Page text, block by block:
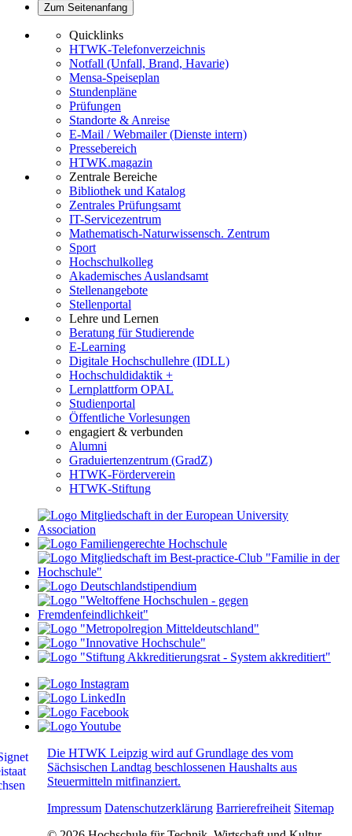
Zum Seitenanfang
Quicklinks
HTWK-Telefonverzeichnis
Notfall (Unfall, Brand, Havarie)
Mensa-Speiseplan
Stundenpläne
Prüfungen
Standorte & Anreise
E-Mail / Webmailer (Dienste intern)
Pressebereich
HTWK.magazin
Zentrale Bereiche
Bibliothek und Katalog
Zentrales Prüfungsamt
IT-Servicezentrum
Mathematisch-Naturwissensch. Zentrum
Sport
Hochschulkolleg
Akademisches Auslandsamt
Stellenangebote
Stellenportal
Lehre und Lernen
Beratung für Studierende
E-Learning
Digitale Hochschullehre (IDLL)
Hochschuldidaktik +
Lernplattform OPAL
Studienportal
Öffentliche Vorlesungen
engagiert & verbunden
Alumni
Graduiertenzentrum (GradZ)
HTWK-Förderverein
HTWK-Stiftung
Die HTWK Leipzig wird auf Grundlage des vom
Sächsischen Landtag beschlossenen Haushalts aus
Steuermitteln mitfinanziert.
Impressum Datenschutzerklärung Barrierefreiheit Sitemap